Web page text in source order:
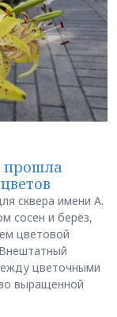
прошла
сквера имени А.
сосен и берёз,
цветовой
цветочными
выращенной